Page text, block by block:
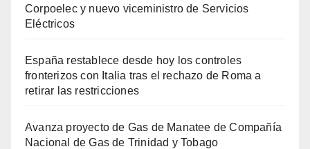
Corpoelec y nuevo viceministro de Servicios
Eléctricos
España restablece desde hoy los controles
fronterizos con Italia tras el rechazo de Roma a
retirar las restricciones
Avanza proyecto de Gas de Manatee de Compañía
Nacional de Gas de Trinidad y Tobago